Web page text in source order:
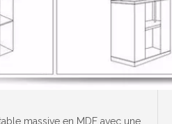
massive en MDF avec une